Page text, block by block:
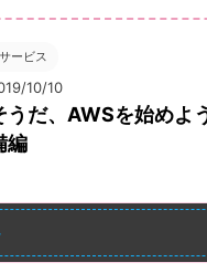
サービス
10/10
うだ、AWSを始めよ
編